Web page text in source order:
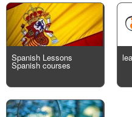
Spanish Lessons
Spanish courses